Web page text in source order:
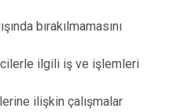
bırakılmamasını
ilgili iş ve işlemleri
ilişkin çalışmalar